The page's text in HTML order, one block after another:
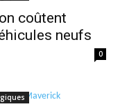
coûtent
neufs
0